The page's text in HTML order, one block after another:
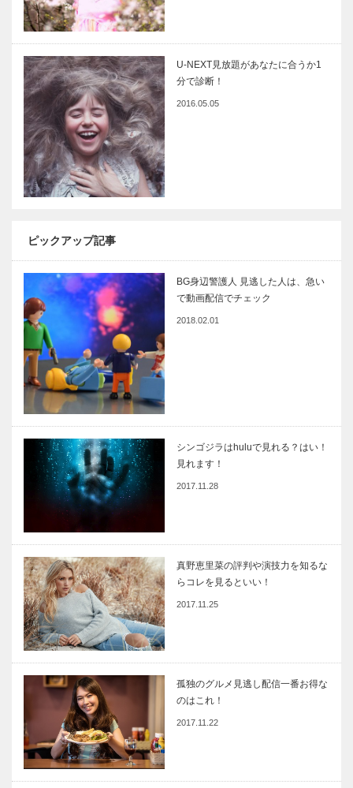
U-NEXT見放題があなたに合うか1
分で診断！
2016.05.05
ピックアップ記事
BG身辺警護人 見逃した人は、急い
で動画配信でチェック
2018.02.01
シンゴジラはhuluで見れる？はい！
見れます！
2017.11.28
真野恵里菜の評判や演技力を知るな
らコレを見るといい！
2017.11.25
孤独のグルメ見逃し配信一番お得な
のはこれ！
2017.11.22